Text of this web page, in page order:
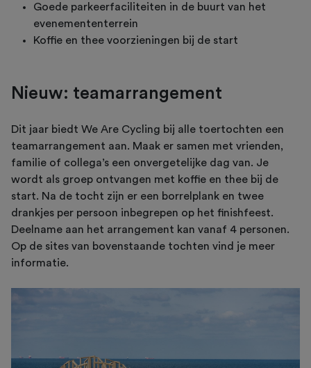
Goede parkeerfaciliteiten in de buurt van het
evenemententerrein
Koffie en thee voorzieningen bij de start
Nieuw: teamarrangement
Dit jaar biedt We Are Cycling bij alle toertochten een
teamarrangement aan. Maak er samen met vrienden,
familie of collega’s een onvergetelijke dag van. Je
wordt als groep ontvangen met koffie en thee bij de
start. Na de tocht zijn er een borrelplank en twee
drankjes per persoon inbegrepen op het finishfeest.
Deelname aan het arrangement kan vanaf 4 personen.
Op de sites van bovenstaande tochten vind je meer
informatie.